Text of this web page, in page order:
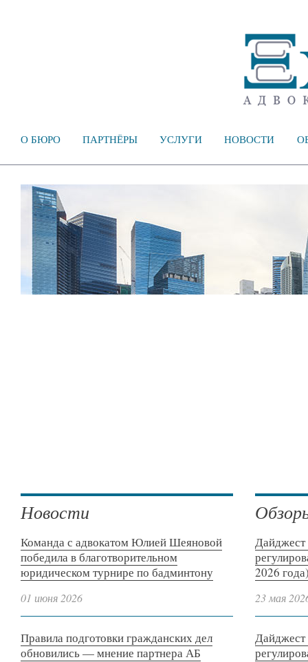
О БЮРО ПАРТНЁРЫ УСЛУГИ НОВОСТИ
Новости
Команда с адвокатом Юлией Шеяновой
победила в благотворительном
юридическом турнире по бадминтону
01 июня 2026
Правила подготовки гражданских дел
обновились — мнение партнера АБ
Дайджест
2026
23 мая
Дайджест